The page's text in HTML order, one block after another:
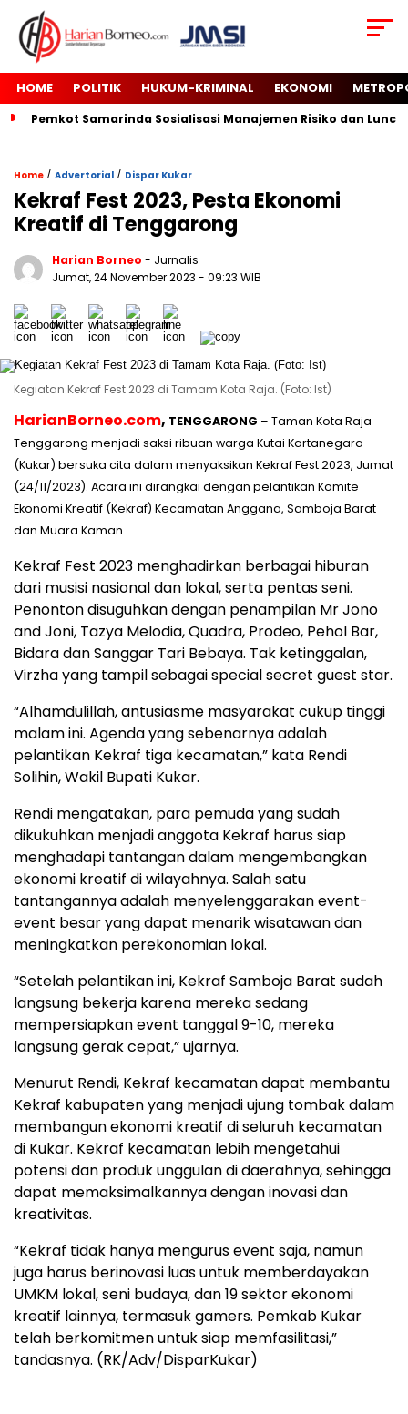
HOME POLITIK HUKUM-KRIMINAL EKONOMI
Pemkot Samarinda Sosialisasi Manajemen Risiko dan
Home / Advertorial / Dispar Kukar
Kekraf Fest 2023, Pesta Ekonomi
Kreatif di Tenggarong
Harian Borneo - Jurnalis
Jumat, 24 November 2023 - 09:23 WIB
Kegiatan Kekraf Fest 2023 di Tamam Kota Raja. (Foto: Ist)
HarianBorneo.com, TENGGARONG – Taman Kota Raja
Tenggarong menjadi saksi ribuan warga Kutai Kartanegara
(Kukar) bersuka cita dalam menyaksikan Kekraf Fest 2023, Jumat
(24/11/2023). Acara ini dirangkai dengan pelantikan Komite
Ekonomi Kreatif (Kekraf) Kecamatan Anggana, Samboja Barat
dan Muara Kaman.
Kekraf Fest 2023 menghadirkan berbagai hiburan
dari musisi nasional dan lokal, serta pentas seni.
Penonton disuguhkan dengan penampilan Mr Jono
and Joni, Tazya Melodia, Quadra, Prodeo, Pehol Bar,
Bidara dan Sanggar Tari Bebaya. Tak ketinggalan,
Virzha yang tampil sebagai special secret guest star.
“Alhamdulillah, antusiasme masyarakat cukup tinggi
malam ini. Agenda yang sebenarnya adalah
pelantikan Kekraf tiga kecamatan,” kata Rendi
Solihin, Wakil Bupati Kukar.
Rendi mengatakan, para pemuda yang sudah
dikukuhkan menjadi anggota Kekraf harus siap
menghadapi tantangan dalam mengembangkan
ekonomi kreatif di wilayahnya. Salah satu
tantangannya adalah menyelenggarakan event-
event besar yang dapat menarik wisatawan dan
meningkatkan perekonomian lokal.
“Setelah pelantikan ini, Kekraf Samboja Barat sudah
langsung bekerja karena mereka sedang
mempersiapkan event tanggal 9-10, mereka
langsung gerak cepat,” ujarnya.
Menurut Rendi, Kekraf kecamatan dapat membantu
Kekraf kabupaten yang menjadi ujung tombak dalam
membangun ekonomi kreatif di seluruh kecamatan
di Kukar. Kekraf kecamatan lebih mengetahui
potensi dan produk unggulan di daerahnya, sehingga
dapat memaksimalkannya dengan inovasi dan
kreativitas.
“Kekraf tidak hanya mengurus event saja, namun
juga harus berinovasi luas untuk memberdayakan
UMKM lokal, seni budaya, dan 19 sektor ekonomi
kreatif lainnya, termasuk gamers. Pemkab Kukar
telah berkomitmen untuk siap memfasilitasi,”
tandasnya. (RK/Adv/DisparKukar)